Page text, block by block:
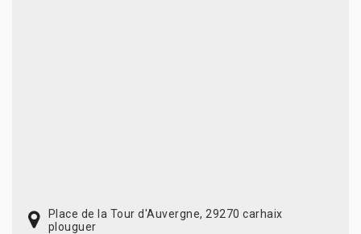
Place de la Tour d'Auvergne, 29270 carhaix
plouguer